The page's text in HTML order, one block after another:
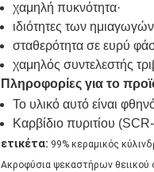
χαμηλή πυκνότητα·
ιδιότητες των
σταθερότητα σε ευρύ
χαμηλός συντελεστής
Πληροφορίες για το
Το υλικό αυτό είναι
Καρβίδιο πυριτίου
ετικέτα: 99% κεραμικός
Ακροφύσια ψεκαστήρων θειικού